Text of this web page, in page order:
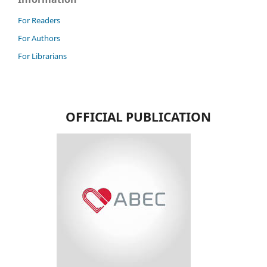
For Readers
For Authors
For Librarians
OFFICIAL PUBLICATION